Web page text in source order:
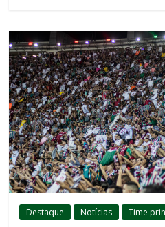
Destaque Notícias Time